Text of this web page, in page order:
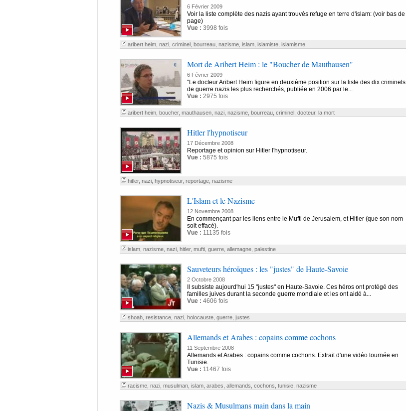
6 Février 2009
Voir la liste complète des nazis ayant trouvés refuge en terre d'islam: (voir bas de
page)
Vue : 3998 fois
aribert heim, nazi, criminel, bourreau, nazisme, islam, islamiste, islamisme
Mort de Aribert Heim : le "Boucher de Mauthausen"
6 Février 2009
"Le docteur Aribert Heim figure en deuxième position sur la liste des dix criminels
de guerre nazis les plus recherchés, publiée en 2006 par le...
Vue : 2975 fois
aribert heim, boucher, mauthausen, nazi, nazisme, bourreau, criminel, docteur, la mort
Hitler l'hypnotiseur
17 Décembre 2008
Reportage et opinion sur Hitler l'hypnotiseur.
Vue : 5875 fois
hitler, nazi, hypnotiseur, reportage, nazisme
L'Islam et le Nazisme
12 Novembre 2008
En commençant par les liens entre le Mufti de Jerusalem, et Hitler (que son nom
soit effacé).
Vue : 11135 fois
islam, nazisme, nazi, hitler, mufti, guerre, allemagne, palestine
Sauveteurs héroïques : les "justes" de Haute-Savoie
2 Octobre 2008
Il subsiste aujourd'hui 15 "justes" en Haute-Savoie. Ces héros ont protégé des
familles juives durant la seconde guerre mondiale et les ont aidé à...
Vue : 4606 fois
shoah, resistance, nazi, holocauste, guerre, justes
Allemands et Arabes : copains comme cochons
11 Septembre 2008
Allemands et Arabes : copains comme cochons. Extrait d'une vidéo tournée en
Tunisie.
Vue : 11467 fois
racisme, nazi, musulman, islam, arabes allemands cochons tunisie, nazisme
Nazis & Musulmans main dans la main